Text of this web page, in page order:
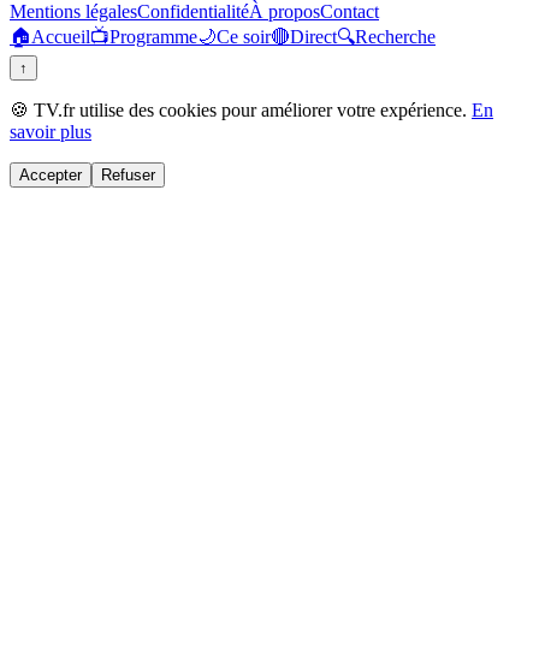
Mentions légalesConfidentialitéÀ proposContact
🏠Accueil📺Programme🌙Ce soir🔴Direct🔍Recherche
↑
🍪 TV.fr utilise des cookies pour améliorer votre expérience. En
savoir plus
Accepter Refuser